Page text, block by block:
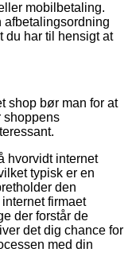
mobilbetaling.
afbetalingsordning
har til hensigt at
shop bør man for at
shoppens
hvorvidt internet
typisk er en
den
firmaet
der forstår de
det dig chance for
med din